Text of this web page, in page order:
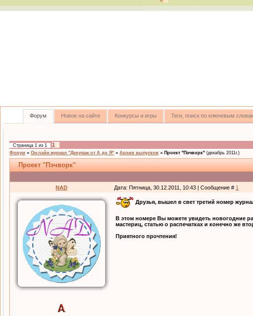
Форум Новое на сайте Конкурсы и игры Теги, поиск по ключевым
Страница 1 из 1 1
Форум » Он-лайн журнал "Декупаж от А до Я" » Архив выпусков » Проект "Пэчворк" (декабрь 2011г.)
Проект "Пэчворк"
NAD Дата: Пятница, 30.12.2011, 10:43 | Сообщение # 1
Друзья, вышел в свет третий номер
В этом номере Вы можете увидеть новогодние
мастериц, статью о распечатках и конечно же
Приятного прочтения!